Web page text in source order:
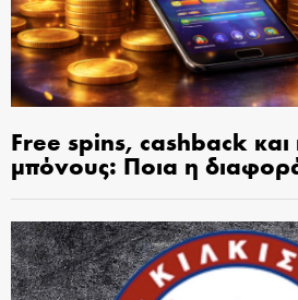
Free spins, cashback
μπόνους: Ποια η